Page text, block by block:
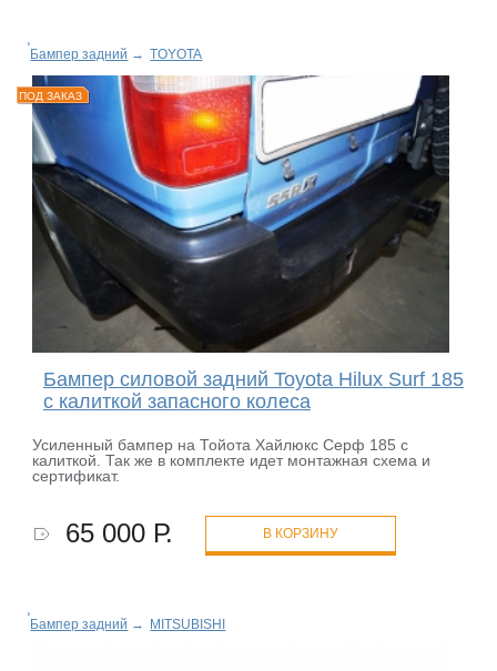
Бампер задний → TOYOTA
ПОД ЗАКАЗ
Бампер силовой задний Toyota Hilux Surf 185
с калиткой запасного колеса
Усиленный бампер на Тойота Хайлюкс Серф 185 с
калиткой. Так же в комплекте идет монтажная схема и
сертификат.
65 000 Р. В КОРЗИНУ
Бампер задний → MITSUBISHI